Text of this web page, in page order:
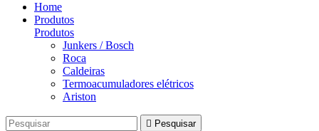
Home
Produtos
Produtos
Junkers / Bosch
Roca
Caldeiras
Termoacumuladores elétricos
Ariston
 Pesquisar